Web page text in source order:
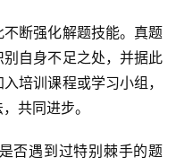
断强化解题技能。真题
自身不足之处，并据此
培训课程或学习小组，
共同进步。
否遇到过特别棘手的题